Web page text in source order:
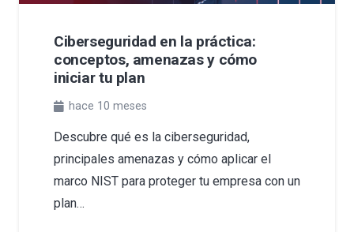
Ciberseguridad en la práctica:
conceptos, amenazas y cómo
iniciar tu plan
hace 10 meses
Descubre qué es la ciberseguridad,
principales amenazas y cómo aplicar el
marco NIST para proteger tu empresa con un
plan…